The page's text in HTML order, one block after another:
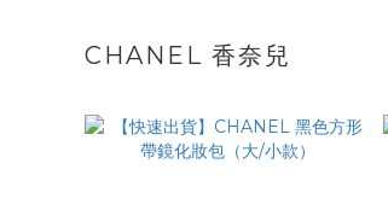
CHANEL 香奈兒